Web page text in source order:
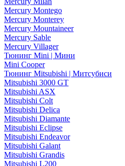
Mercury Montego
Mercury Monterey
Mercury Mountaineer
Mercury Sable
Mercury Villager
Тюнинг Mini | Мини
Mini Cooper
Тюнинг Mitsubishi | Митсубиси
Mitsubishi 3000 GT
Mitsubishi ASX
Mitsubishi Colt
Mitsubishi Delica
Mitsubishi Diamante
Mitsubishi Eclipse
Mitsubishi Endeavor
Mitsubishi Galant
Mitsubishi Grandis
Mitsubishi L200